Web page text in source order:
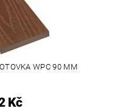
WPC 90 MM
Kč